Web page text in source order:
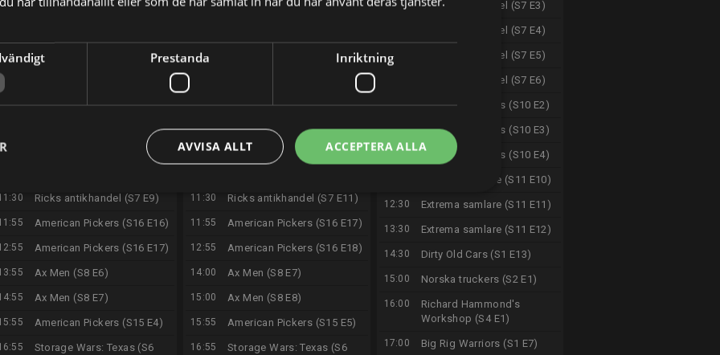
Aussie Pickers (S1 E5)
Shipping Wars (S3 E3)
The Curse of Oak Island
Ricks antikhandel (S7 E9)
American Pickers (S16 E16)
American Pickers (S16 E17)
Ax Men (S8 E6)
Ax Men (S8 E7)
American Pickers (S15 E4)
Storage Wars: Texas (S6
08:00 Aussie Pickers (S1 E6)
09:30 Shipping Wars (S3 E4)
10:00
The Curse of Oak Island
(S8 E22)
11:30 Ricks antikhandel (S7 E11)
11:55 American Pickers (S16 E17)
12:55 American Pickers (S16 E18)
14:00 Ax Men (S8 E7)
15:00 Ax Men (S8 E8)
15:55 American Pickers (S15 E5)
16:55
Storage Wars: Texas (S6
06:30 Ricks antikhandel (S7 E3)
Ricks antikhandel (S7 E4)
07:30 Ricks antikhandel (S7 E5)
Ricks antikhandel (S7 E6)
08:30 American Pickers (S10 E2)
09:30 American Pickers (S10 E3)
10:30 American Pickers (S10 E4)
Extrema samlare (S11 E10)
12:30 Extrema samlare (S11 E11)
13:30 Extrema samlare (S11 E12)
14:30 Dirty Old Cars (S1 E13)
15:00 Norska truckers (S2 E1)
16:00
Richard Hammond's
Workshop (S4 E1)
17:00 Big Rig Warriors (S1 E7)
Prestanda Inriktning
ACCEPTERA ALLA
AVVISA ALLT